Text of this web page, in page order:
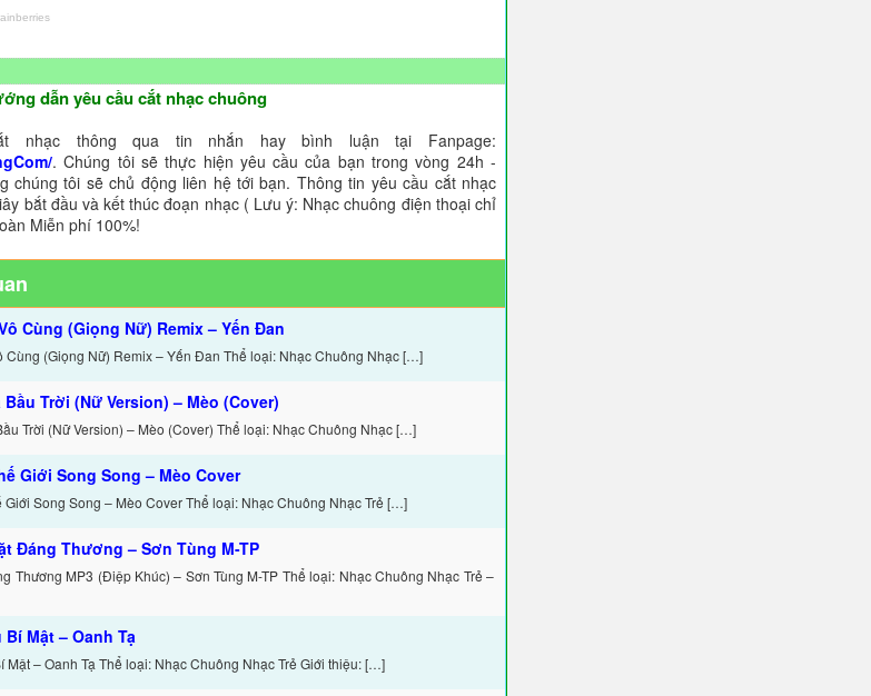
dẫn yêu cầu cắt nhạc chuông
thông qua tin nhắn hay bình luận tại Fanpage:
. Chúng tôi sẽ thực hiện yêu cầu của bạn trong vòng 24h -
chúng tôi sẽ chủ động liên hệ tới bạn. Thông tin yêu cầu cắt nhạc
bắt đầu và kết thúc đoạn nhạc ( Lưu ý: Nhạc chuông điện thoại chỉ
Miễn phí 100%!
Cùng (Giọng Nữ) Remix – Yến Đan
(Giọng Nữ) Remix – Yến Đan Thể loại: Nhạc Chuông Nhạc […]
Trời (Nữ Version) – Mèo (Cover)
Trời (Nữ Version) – Mèo (Cover) Thể loại: Nhạc Chuông Nhạc […]
Giới Song Song – Mèo Cover
Song Song – Mèo Cover Thể loại: Nhạc Chuông Nhạc Trẻ […]
Đáng Thương – Sơn Tùng M-TP
Thương MP3 (Điệp Khúc) – Sơn Tùng M-TP Thể loại: Nhạc Chuông Nhạc Trẻ –
Mật – Oanh Tạ
Mật – Oanh Tạ Thể loại: Nhạc Chuông Nhạc Trẻ Giới thiệu: […]